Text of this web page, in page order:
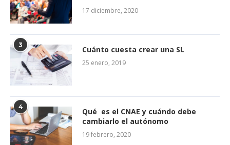
17 diciembre, 2020
3 Cuánto cuesta crear una SL
25 enero, 2019
4
Qué es el CNAE y cuándo debe
cambiarlo el autónomo
19 febrero, 2020